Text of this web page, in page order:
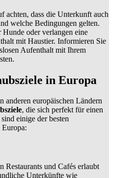
achten, dass die Unterkunft auch
welche Bedingungen gelten.
oder verlangen eine
mit Haustier. Informieren Sie
Aufenthalt mit Ihrem
in Europa
anderen europäischen Ländern
, die sich perfekt für einen
einige der besten
und Cafés erlaubt
Unterkünfte wie